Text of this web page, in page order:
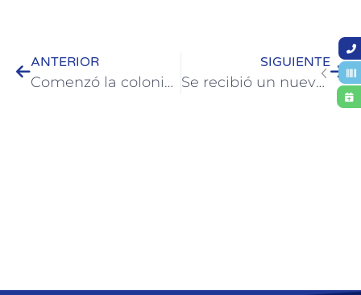
ANTERIOR
Comenzó la colonia de adultos mayores de Colón
SIGUIENTE
Se recibió un nuevo subsidio para el banco de elementos ortopédicos de Colón